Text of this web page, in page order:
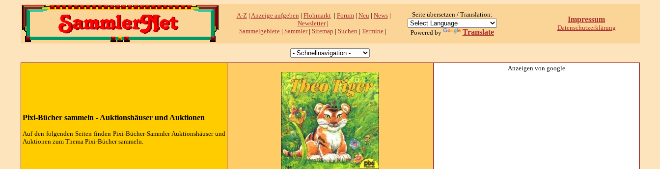
A-Z| Anzeige aufgeben | Flohmarkt| Forum| Neu | News|
Newsletter|
Sammelgebiete | Sammler| Sitemap | Suchen | Termine |
Seite übersetzen / Translation:
Powered by Translate
Impressum
Datenschutzerklärung
Pixi-Bücher sammeln - Auktionshäuser und Auktionen
Auf den folgenden Seiten finden Pixi-Bücher-Sammler Auktionshäuser und
Auktionen zum Thema Pixi-Bücher sammeln.
Anzeigen von google